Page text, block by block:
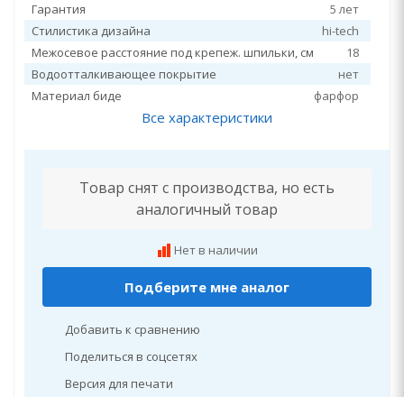
Гарантия
5 лет
Стилистика дизайна
hi-tech
Межосевое расстояние под крепеж. шпильки, см
18
Водоотталкивающее покрытие
нет
Материал биде
фарфор
Все характеристики
Товар снят с производства, но есть
аналогичный товар
Нет в наличии
Подберите мне аналог
Добавить к сравнению
Поделиться в соцсетях
Версия для печати